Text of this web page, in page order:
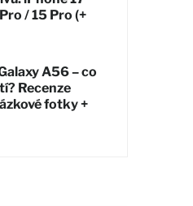
/ 15 Pro (+
A56 – co
Recenze
fotky +